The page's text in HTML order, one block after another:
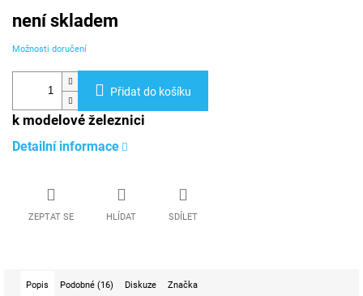
cena:
není skladem
Možnosti doručení
Přidat do košíku
k modelové železnici
Detailní informace
ZEPTAT SE HLÍDAT SDÍLET
Popis Podobné (16) Diskuze Značka